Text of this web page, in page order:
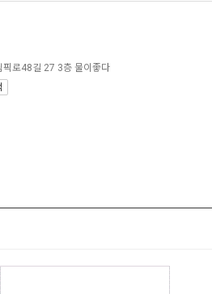
로48길 27 3층 물이좋다